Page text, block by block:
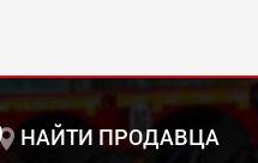
НАЙТИ ПРОДАВЦА